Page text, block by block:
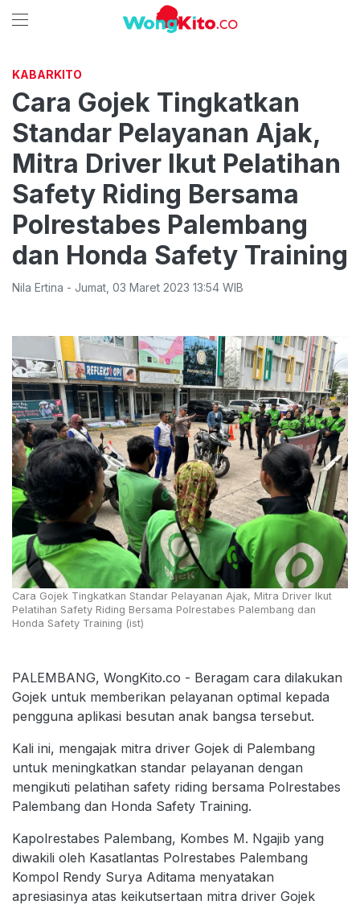
KABARKITO
Cara Gojek Tingkatkan
Standar Pelayanan Ajak,
Mitra Driver Ikut Pelatihan
Safety Riding Bersama
Polrestabes Palembang
dan Honda Safety Training
Nila Ertina - Jumat 03 Maret 2023 13:54 WIB
Cara Gojek Tingkatkan Standar Pelayanan Ajak, Mitra Driver Ikut
Pelatihan Safety Riding Bersama Polrestabes Palembang dan
Honda Safety Training (ist)
PALEMBANG, WongKito.co - Beragam cara dilakukan
Gojek untuk memberikan pelayanan optimal kepada
pengguna aplikasi besutan anak bangsa tersebut.
Kali ini, mengajak mitra driver Gojek di Palembang
untuk meningkatkan standar pelayanan dengan
mengikuti pelatihan safety riding bersama Polrestabes
Palembang dan Honda Safety Training.
Kapolrestabes Palembang, Kombes M. Ngajib yang
diwakili oleh Kasatlantas Polrestabes Palembang
Kompol Rendy Surya Aditama menyatakan
apresiasinya atas keikutsertaan mitra driver Gojek